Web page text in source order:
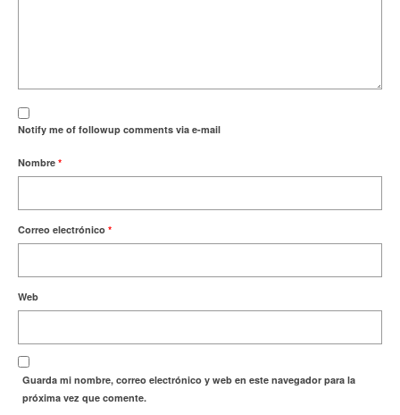
Notify me of followup comments via e-mail
Nombre *
Correo electrónico *
Web
Guarda mi nombre, correo electrónico y web en este navegador para la
próxima vez que comente.